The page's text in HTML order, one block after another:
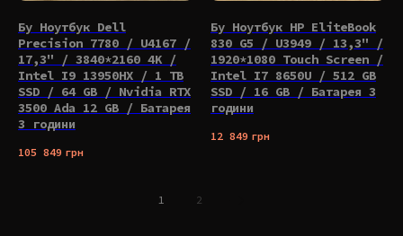
Бу Ноутбук Dell
Precision 7780 / U4167 /
17,3" / 3840*2160 4K /
Intel I9 13950HX / 1 TB
SSD / 64 GB / Nvidia RTX
3500 Ada 12 GB / Батарея
3 години
105 849 грн
Бу Ноутбук HP EliteBook
830 G5 / U3949 / 13,3" /
1920*1080 Touch Screen /
Intel I7 8650U / 512 GB
SSD / 16 GB / Батарея 3
години
12 849 грн
1 2